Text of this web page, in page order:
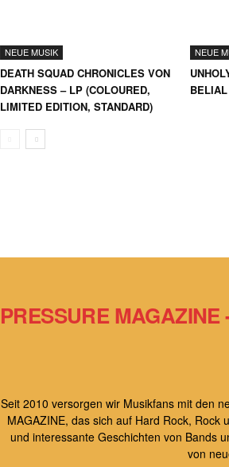
NEUE MUSIK
DEATH SQUAD CHRONICLES VON
DARKNESS – LP (COLOURED,
LIMITED EDITION, STANDARD)
NEUE
PRESSURE
Seit 2010 versorgen wir Musikfans mit den
MAGAZINE, das sich auf Hard Rock,
und interessante Geschichten von Bands
von